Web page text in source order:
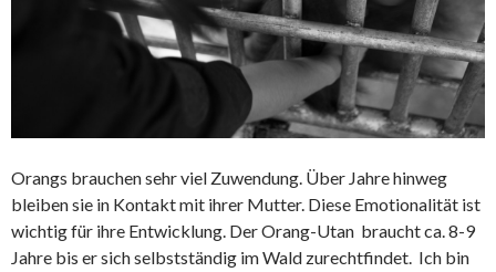
Orangs brauchen sehr viel Zuwendung. Über Jahre hinweg
bleiben sie in Kontakt mit ihrer Mutter. Diese Emotionalität ist
wichtig für ihre Entwicklung. Der Orang-Utan braucht ca. 8-9
Jahre bis er sich selbstständig im Wald zurechtfindet. Ich bin